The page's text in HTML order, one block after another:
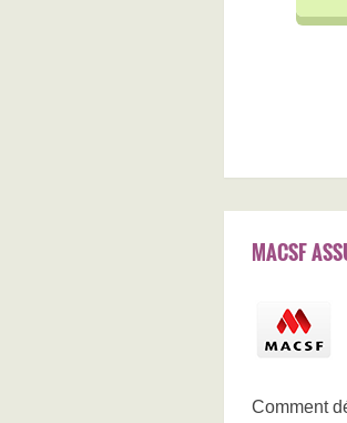
MACSF
Comment